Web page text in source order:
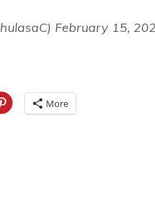
February 15,
More